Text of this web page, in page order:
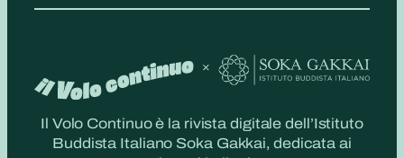
Il Volo Continuo è la rivista digitale dell’Istituto
Buddista Italiano Soka Gakkai, dedicata ai